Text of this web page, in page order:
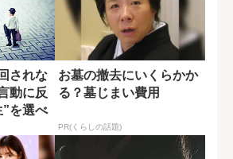
されな
動に反
”を選べ
お墓の撤去にいくらかか
る？墓じまい費用
PR(くらしの話題)